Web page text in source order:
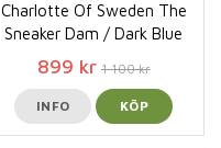
Charlotte Of Sweden The
Sneaker Dam / Dark Blue
899 kr 1 100 kr
INFO KÖP